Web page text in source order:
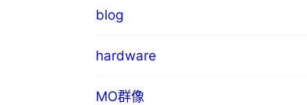
blog
hardware
MO群像